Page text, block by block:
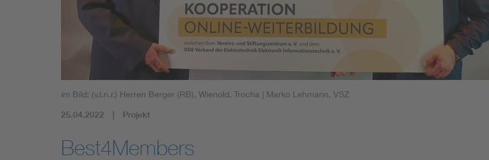
im Bild: (v.l.n.r.) Herren Berger (RB), Wienold, Trocha | Marko Lehmann, VSZ
25.04.2022 Projekt
Best4Members